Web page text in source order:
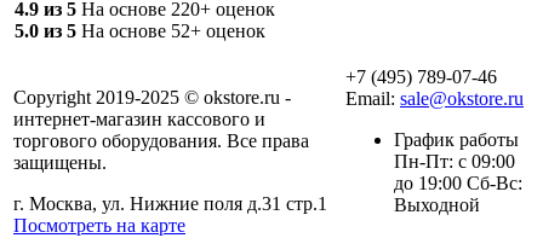
4.9 из 5 На основе 220+ оценок
5.0 из 5 На основе 52+ оценок
Copyright 2019-2025 © okstore.ru -
интернет-магазин кассового и
торгового оборудования. Все права
защищены.
г. Москва, ул. Нижние поля д.31 стр.1
Посмотреть на карте
+7 (495) 789-07-46
Email: sale@okstore.ru
График работы
Пн-Пт: с 09:00
до 19:00 Сб-Вс:
Выходной